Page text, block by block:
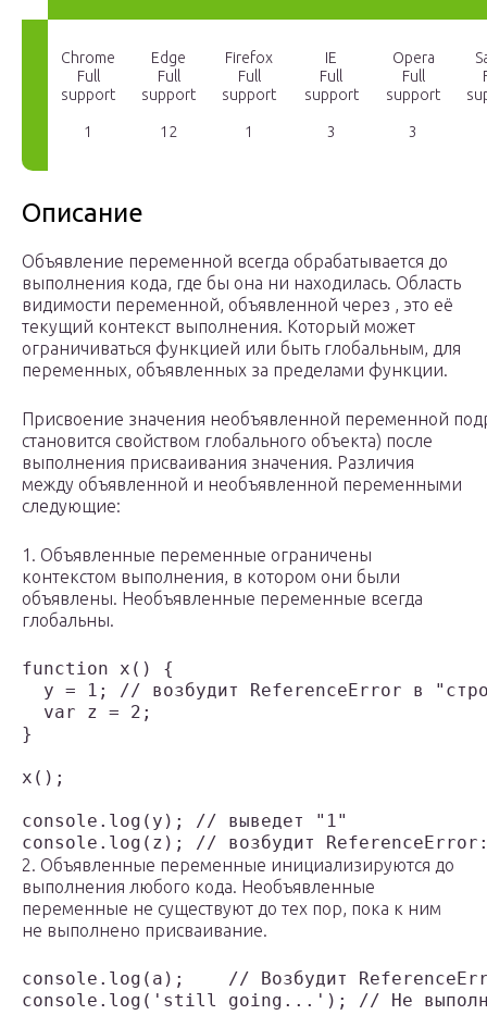
Chrome
Full
support
1
Edge
Full
support
12
Firefox
Full
support
1
IE
Full
support
3
Opera
Full
support
3
Описание
Объявление переменной всегда обрабатывается до
выполнения кода, где бы она ни находилась. Область
видимости переменной, объявленной через , это её
текущий контекст выполнения. Который может
ограничиваться функцией или быть глобальным, для
переменных, объявленных за пределами функции.
Присвоение значения необъявленной переменной
становится свойством глобального объекта) после
выполнения присваивания значения. Различия
между объявленной и необъявленной переменными
следующие:
1. Объявленные переменные ограничены
контекстом выполнения, в котором они были
объявлены. Необъявленные переменные всегда
глобальны.
function x() {
y = 1; // возбудит ReferenceError в
  var z = 2;
}
x();
console.log(y); // выведет "1"
2. Объявленные переменные инициализируются до
выполнения любого кода. Необъявленные
переменные не существуют до тех пор, пока к ним
не выполнено присваивание.
console.log(a);    // Возбудит
console.log('still going...'); // Не